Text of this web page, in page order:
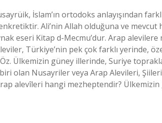
İslam’ın ortodoks anlayışından
Ali’nin Allah olduğuna ve mevcut
eseri Kitap d-Mecmu’dur. Arap alevilere
Türkiye’nin pek çok farklı yerinde,
Ülkemizin güney illerinde, Suriye
olan Nusayriler veya Arap Alevileri,
alevîleri hangi mezheptendir?